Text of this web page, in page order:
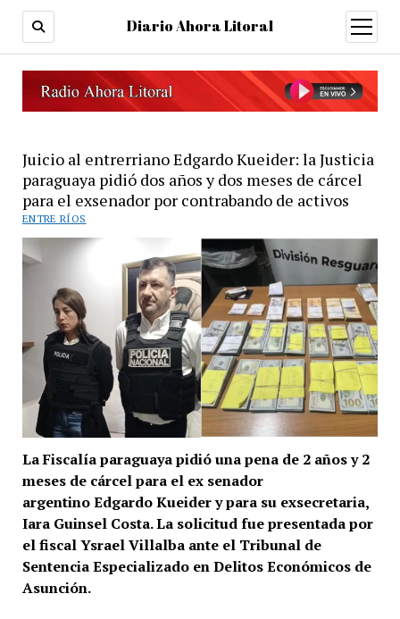
Diario Ahora Litoral
open
menu
Juicio al entrerriano Edgardo Kueider: la Justicia
paraguaya pidió dos años y dos meses de cárcel
para el exsenador por contrabando de activos
ENTRE RÍOS
La Fiscalía paraguaya pidió una pena de 2 años y 2
meses de cárcel para el ex senador
argentino Edgardo Kueider y para su exsecretaria,
Iara Guinsel Costa. La solicitud fue presentada por
el fiscal Ysrael Villalba ante el Tribunal de
Sentencia Especializado en Delitos Económicos de
Asunción.